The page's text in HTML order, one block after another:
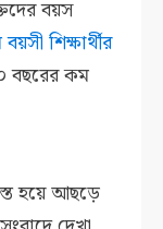
বয়স
শিক্ষার্থীর
বছরের কম
হয়ে আছড়ে